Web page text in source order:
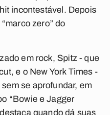
incontestável. Depois
zero” do
em rock, Spitz - que
e o New York Times -
se aprofundar, em
“Bowie e Jagger
quando dá suas